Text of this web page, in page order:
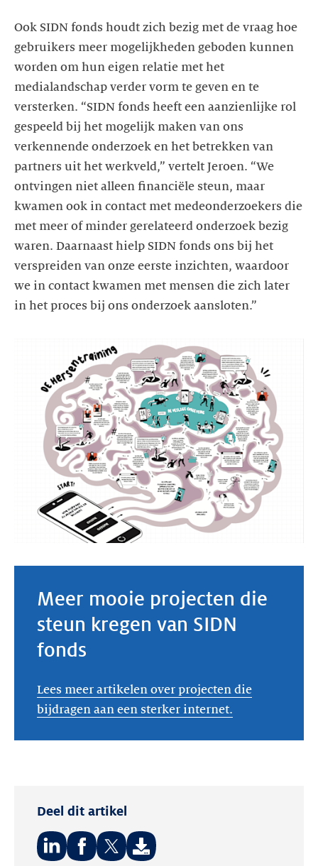
Ook SIDN fonds houdt zich bezig met de vraag hoe
gebruikers meer mogelijkheden geboden kunnen
worden om hun eigen relatie met het
medialandschap verder vorm te geven en te
versterken. “SIDN fonds heeft een aanzienlijke rol
gespeeld bij het mogelijk maken van ons
verkennende onderzoek en het betrekken van
partners uit het werkveld,” vertelt Jeroen. “We
ontvingen niet alleen financiële steun, maar
kwamen ook in contact met medeonderzoekers die
met meer of minder gerelateerd onderzoek bezig
waren. Daarnaast hielp SIDN fonds ons bij het
verspreiden van onze eerste inzichten, waardoor
we in contact kwamen met mensen die zich later
in het proces bij ons onderzoek aansloten.”
Meer mooie projecten die
steun kregen van SIDN
fonds
Lees meer artikelen over projecten die
bijdragen aan een sterker internet.
Deel dit artikel